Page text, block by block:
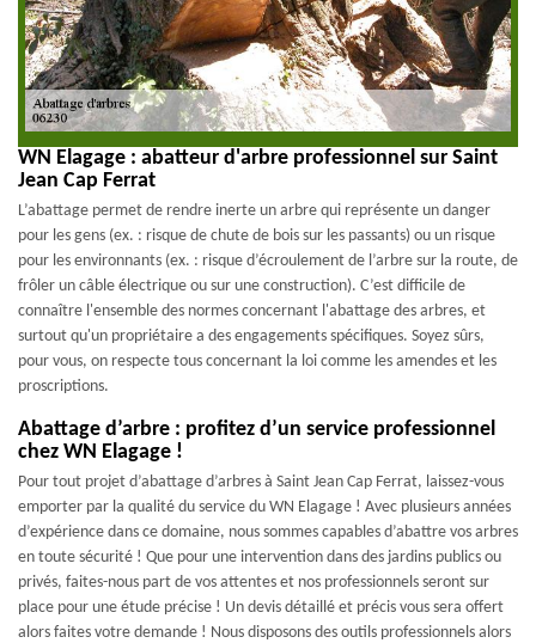
WN Elagage : abatteur d'arbre professionnel sur Saint
Jean Cap Ferrat
L’abattage permet de rendre inerte un arbre qui représente un danger
pour les gens (ex. : risque de chute de bois sur les passants) ou un risque
pour les environnants (ex. : risque d’écroulement de l’arbre sur la route, de
frôler un câble électrique ou sur une construction). C’est difficile de
connaître l'ensemble des normes concernant l'abattage des arbres, et
surtout qu'un propriétaire a des engagements spécifiques. Soyez sûrs,
pour vous, on respecte tous concernant la loi comme les amendes et les
proscriptions.
Abattage d’arbre : profitez d’un service professionnel
chez WN Elagage !
Pour tout projet d’abattage d’arbres à Saint Jean Cap Ferrat, laissez-vous
emporter par la qualité du service du WN Elagage ! Avec plusieurs années
d’expérience dans ce domaine, nous sommes capables d’abattre vos arbres
en toute sécurité ! Que pour une intervention dans des jardins publics ou
privés, faites-nous part de vos attentes et nos professionnels seront sur
place pour une étude précise ! Un devis détaillé et précis vous sera offert
alors faites votre demande ! Nous disposons des outils professionnels alors